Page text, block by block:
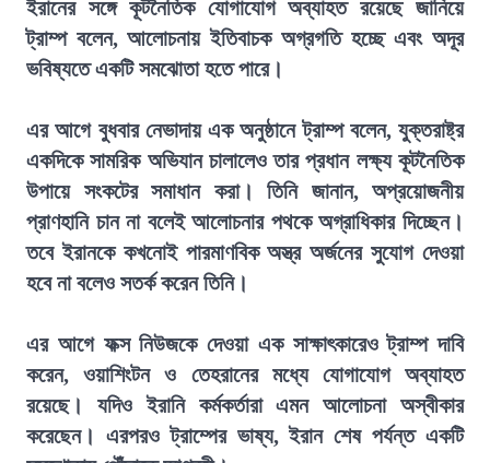
ইরানের সঙ্গে কূটনৈতিক যোগাযোগ অব্যাহত রয়েছে জানিয়ে
ট্রাম্প বলেন, আলোচনায় ইতিবাচক অগ্রগতি হচ্ছে এবং অদূর
ভবিষ্যতে একটি সমঝোতা হতে পারে।
এর আগে বুধবার নেভাদায় এক অনুষ্ঠানে ট্রাম্প বলেন, যুক্তরাষ্ট্র
একদিকে সামরিক অভিযান চালালেও তার প্রধান লক্ষ্য কূটনৈতিক
উপায়ে সংকটের সমাধান করা। তিনি জানান, অপ্রয়োজনীয়
প্রাণহানি চান না বলেই আলোচনার পথকে অগ্রাধিকার দিচ্ছেন।
তবে ইরানকে কখনোই পারমাণবিক অস্ত্র অর্জনের সুযোগ দেওয়া
হবে না বলেও সতর্ক করেন তিনি।
এর আগে ফক্স নিউজকে দেওয়া এক সাক্ষাৎকারেও ট্রাম্প দাবি
করেন, ওয়াশিংটন ও তেহরানের মধ্যে যোগাযোগ অব্যাহত
রয়েছে। যদিও ইরানি কর্মকর্তারা এমন আলোচনা অস্বীকার
করেছেন। এরপরও ট্রাম্পের ভাষ্য, ইরান শেষ পর্যন্ত একটি